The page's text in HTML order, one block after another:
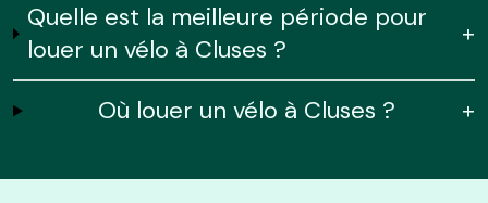
Quelle est la meilleure période pour
louer un vélo à Cluses ?
+
Où louer un vélo à Cluses ? +